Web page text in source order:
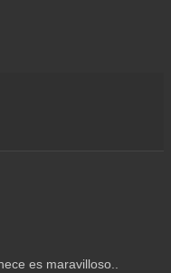
es maravilloso..